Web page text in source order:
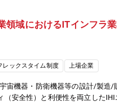
領域におけるITインフラ
レックスタイム制度 上場企業
宇宙機器・防衛機器等の設計/製
（安全性）と利便性を両立した